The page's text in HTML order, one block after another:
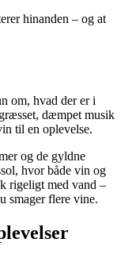
hinanden – og at
om, hvad der er i
dæmpet musik
til en oplevelse.
og de gyldne
hvor både vin og
rigeligt med vand –
smager flere vine.